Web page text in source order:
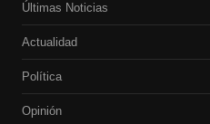
Últimas Noticias
Actualidad
Política
Opinión